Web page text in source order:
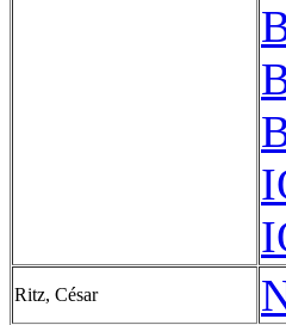
Ritz, César